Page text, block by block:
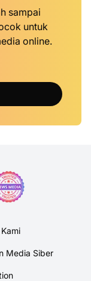
sampai
untuk
online.
Media Siber